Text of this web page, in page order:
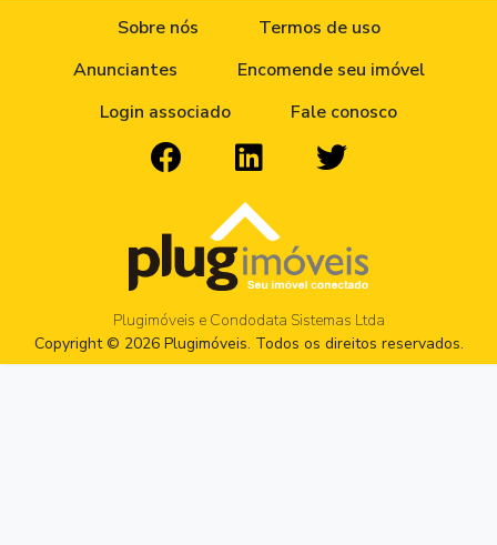
Sobre nós
Termos de uso
Anunciantes
Encomende seu imóvel
Login associado
Fale conosco
Plugimóveis e Condodata Sistemas Ltda
Copyright © 2026 Plugimóveis. Todos os direitos reservados.